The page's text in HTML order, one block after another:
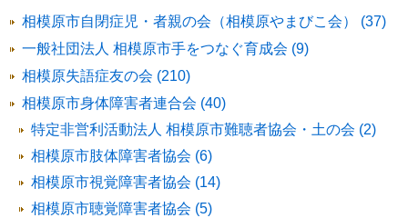
相模原市自閉症児・者親の会（相模原やまびこ会） (37)
一般社団法人 相模原市手をつなぐ育成会 (9)
相模原失語症友の会 (210)
相模原市身体障害者連合会 (40)
特定非営利活動法人 相模原市難聴者協会・土の会 (2)
相模原市肢体障害者協会 (6)
相模原市視覚障害者協会 (14)
相模原市聴覚障害者協会 (5)